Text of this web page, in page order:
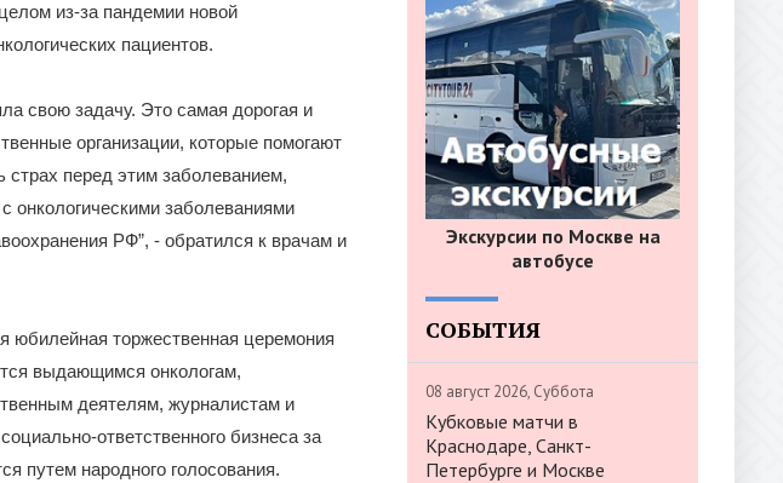
из-за пандемии новой
пациентов.
свою задачу. Это самая дорогая и
организации, которые помогают
страх перед этим заболеванием,
онкологическими заболеваниями
РФ”, - обратился к врачам и
юбилейная торжественная церемония
выдающимся онкологам,
деятелям, журналистам и
ответственного бизнеса за
путем народного голосования.
Экскурсии по Москве на
автобусе
СОБЫТИЯ
08 август 2026, Суббота
Кубковые матчи в
Краснодаре, Санкт-
Петербурге и Москве